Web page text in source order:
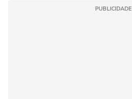
PUBLICIDADE